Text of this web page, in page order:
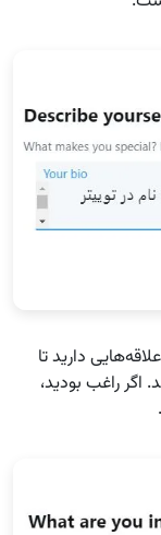
دارید تا
اگر راغب بودید،